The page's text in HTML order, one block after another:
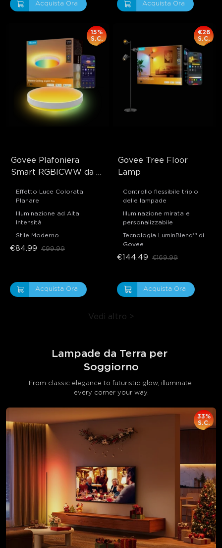
Acquista Ora Acquista Ora
Govee Plafoniera
Smart RGBICWW da
Effetto Luce Colorata
Planare
Illuminazione ad Alta
Intensità
Stile Moderno
15%
S.C.
€84.99 €99.99
Acquista Ora
Govee Tree Floor
Lamp
Controllo flessibile triplo
delle lampade
Illuminazione mirata e
personalizzabile
Tecnologia LuminBlend™ di
Govee
€26
S.C.
€144.49 €169.99
Acquista Ora
Vedi altro >
Lampade da Terra per
Soggiorno
From classic elegance to futuristic glow, illuminate
every corner your way.
33%
S.C.